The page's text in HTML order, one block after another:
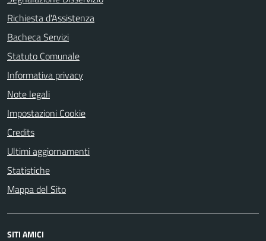
Richiesta d'Assistenza
Bacheca Servizi
Statuto Comunale
Informativa privacy
Note legali
Impostazioni Cookie
Credits
Ultimi aggiornamenti
Statistiche
Mappa del Sito
SITI AMICI